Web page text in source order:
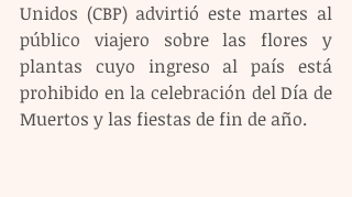
Unidos (CBP) advirtió este martes al
público viajero sobre las flores y
plantas cuyo ingreso al país está
prohibido en la celebración del Día de
Muertos y las fiestas de fin de año.